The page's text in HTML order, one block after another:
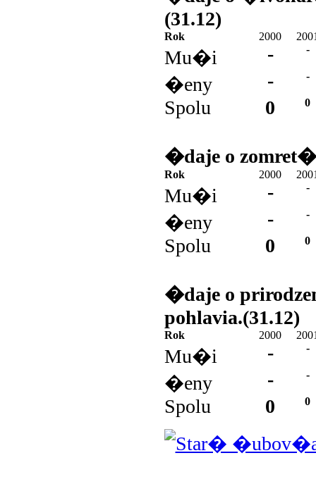
(31.12)
Rok 2000
Mu�i - -
�eny - -
Spolu 0 0
�daje o
Rok 2000
Mu�i - -
�eny - -
Spolu 0 0
�daje o
pohlavia.(31.12)
Rok 2000
Mu�i - -
�eny - -
Spolu 0 0